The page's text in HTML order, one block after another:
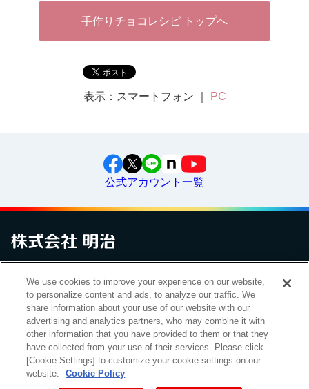
手作りチョコレシピ トップへ
表示：スマートフォン ｜ PC
公式アカウント一覧
お問い合わせ サイトマップ 個人情報保護について
電子公告
アクセシビリティへの対応方針ご利用規約明治グループのDX
Cookie Settings
明治ホールディングス株式会社 （ EN ｜簡体 ）
Meiji Seika ファルマ株式会社
We use cookies to improve your experience on our website,
to personalize content and ads, to analyze our traffic. We
share information about your use of our website with our
advertising and analytics partners, who may combine it with
other information that you have provided to them or that they
have collected from your use of their services. Please click
[Cookie Settings] to customize your cookie settings on our
website.
Cookie Policy